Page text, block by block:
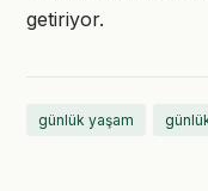
getiriyor.
günlük yaşam